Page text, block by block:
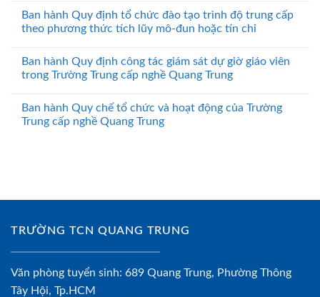
Ban hành Quy định tổ chức đào tạo trình độ trung cấp
theo phương thức tích lũy mô-đun hoặc tín chỉ
Ban hành Quy định công tác giám sát dự giờ giáo viên
trong Trường Trung cấp nghề Quang Trung
Ban hành Quy chế tổ chức và hoạt động của Trường
Trung cấp nghề Quang Trung
TRƯỜNG TCN QUANG TRUNG
Văn phòng tuyển sinh: 689 Quang Trung, Phường Thông
Tây Hội, Tp.HCM